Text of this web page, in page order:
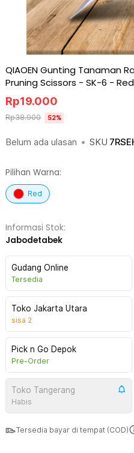
QIAOEN Gunting Tanaman
Pruning Scissors - SK-6 - Red
Belum ada ulasan • SKU
Rp19.000
Rp38.900 52%
Pilihan Warna:
Red
Informasi Stok:
Jabodetabek
Gudang Online
Tersedia
Toko Jakarta Utara
sisa 2
Pick n Go Depok
Pre-Order
Toko Tangerang
Habis
Tersedia bayar di tempat (COD)